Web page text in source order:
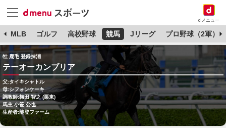
dメニュー
MLB ゴルフ 高校野球 競馬 Jリーグ プロ野球（2軍）
牡 鹿毛 登録抹消
テーオーカンブリア
父:タイキシャトル
母:シフォンケーキ
調教師:梅田 智之 (栗東)
馬主:小笹 公也
生産者:能登ファーム